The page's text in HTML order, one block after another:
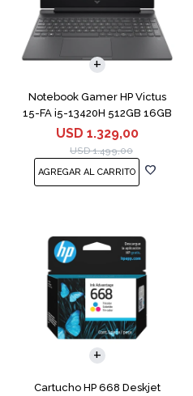
Notebook Gamer HP Victus
15-FA i5-13420H 512GB 16GB
RTX 4050
USD 1.329,00
USD 1.499,00
COMPARAR
Cartucho HP 668 Deskjet